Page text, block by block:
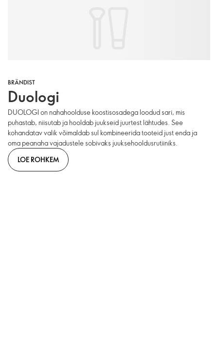
BRÄNDIST
Duologi
DUOLOGI on nahahoolduse koostisosadega loodud sari, mis
puhastab, niisutab ja hooldab juukseid juurtest lähtudes. See
kohandatav valik võimaldab sul kombineerida tooteid just enda ja
oma peanaha vajadustele sobivaks juuksehooldus­rutiiniks.
LOE ROHKEM